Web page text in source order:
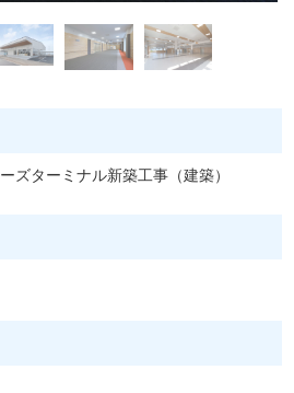
ズターミナル新築工事（建築）